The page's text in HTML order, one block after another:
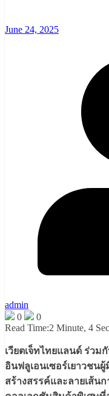
June 24, 2025
admin
0
0
Read Time:2 Minute, 4
เวียตเจ็ทไทยแลนด์ ร่วม
อินฟลูเอนเซอร์เยาวชน
สร้างสรรค์และลายเส้น